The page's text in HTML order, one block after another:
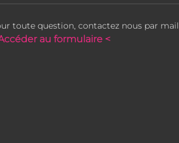
toute question, contactez nous par mail
au formulaire <